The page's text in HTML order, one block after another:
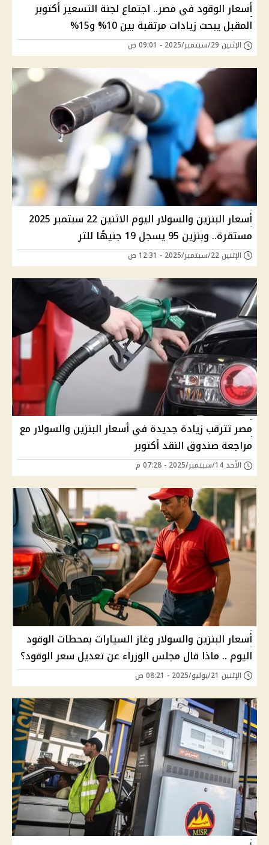
أسعار الوقود في مصر.. اجتماع لجنة التسعير أكتوبر
المقبل يبحث زيادات مرتقبة بين 10% و15%
الإثنين 29/سبتمبر/2025 - 09:01 ص
أسعار البنزين والسولار اليوم الاثنين 22 سبتمبر 2025
مستقرة.. وبنزين 95 يسجل 19 جنيهًا للتر
الإثنين 22/سبتمبر/2025 - 12:31 ص
مصر تترقب زيادة جديدة في أسعار البنزين والسولار مع
مراجعة صندوق النقد أكتوبر
الأحد 14/سبتمبر/2025 - 07:28 م
أسعار البنزين والسولار وغاز السيارات بمحطات الوقود
اليوم .. ماذا قال مجلس الوزراء عن تعديل سعر الوقود؟
الإثنين 21/يوليو/2025 - 08:21 ص